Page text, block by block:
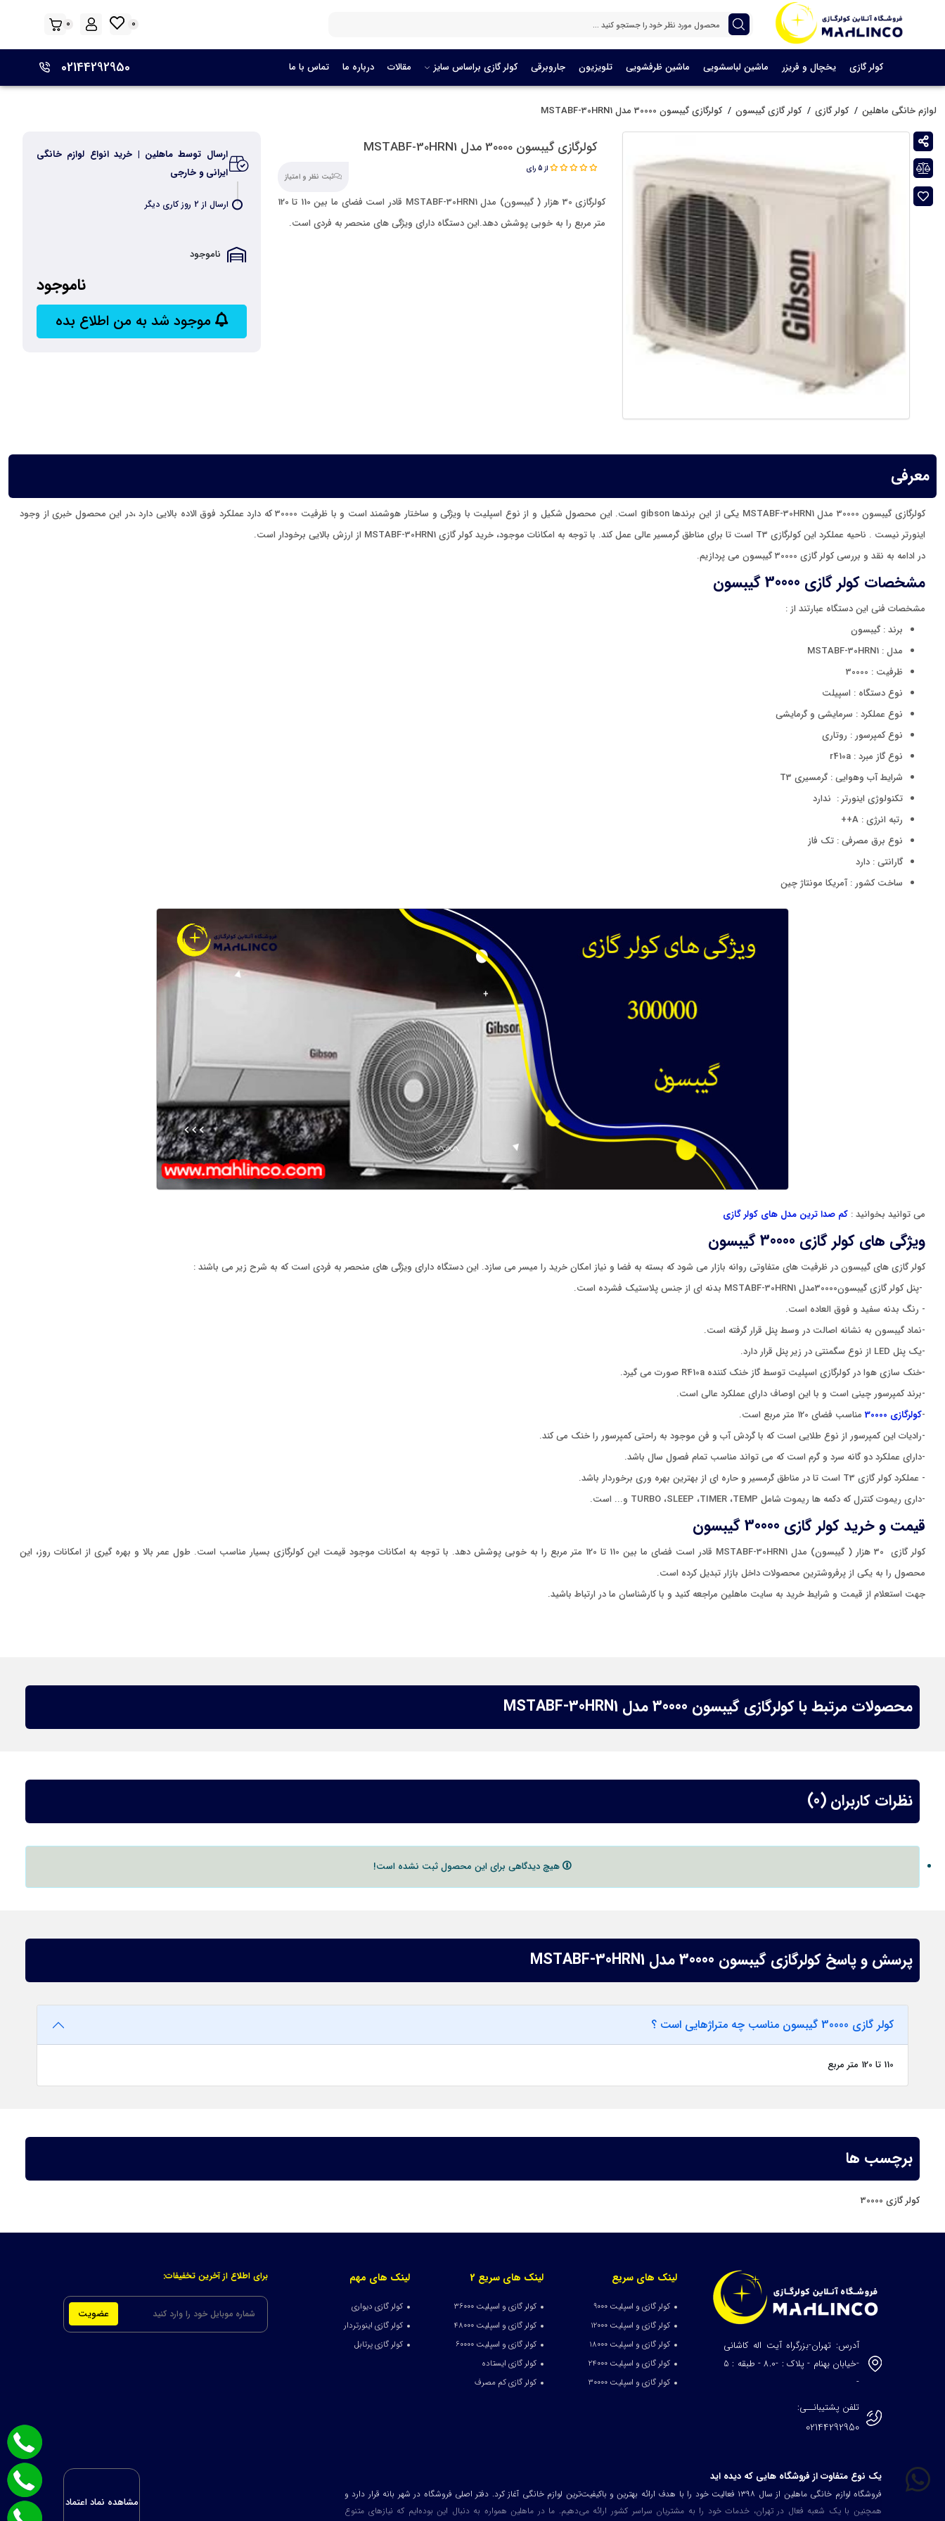
0
0
کولر گازی یخچال و فریزر ماشین لباسشویی ماشین ظرفشویی تلویزیون جاروبرقی کولر گازی براساس سایز مقالات درباره ما تماس با ما 02144292950
لوازم خانگی ماهلین کولر گازی کولر گازی گیبسون کولرگازی گیبسون 30000 مدل MSTABF-30HRN1
کولرگازی گیبسون 30000 مدل MSTABF-30HRN1
از 5 رای
ثبت نظر و امتیاز
کولرگازی 30 هزار ( گیبسون) مدل MSTABF-30HRN1 قادر است فضای ما بین 110 تا 120
متر مربع را به خوبی پوشش دهد.این دستگاه دارای ویژگی های منحصر به فردی است.
ارسال توسط ماهلین | خرید انواع لوازم خانگی
ایرانی و خارجی
ارسال از 2 روز کاری دیگر
ناموجود
ناموجود
معرفی
کولرگازی گیبسون 30000 مدل MSTABF-30HRN1 یکی از این برندها gibson است. این محصول شکیل و از نوع اسپلیت با ویژکی و ساختار هوشمند است و با ظرفیت 30000 که دارد عملکرد فوق الاده بالایی دارد ،در این محصول خبری از وجود
اینورتر نیست . ناحیه عملکرد این کولرگازی T3 است تا برای مناطق گرمسیر عالی عمل کند. با توجه به امکانات موجود، خرید کولر گازی MSTABF-30HRN1 از ارزش بالایی برخودار است.
در ادامه به نقد و بررسی کولر گازی 30000 گیبسون می پردازیم.
مشخصات کولر گازی 30000 گیبسون
مشخصات فنی این دستگاه عبارتند از :
برند : گیبسون
مدل : MSTABF-30HRN1
ظرفیت : 30000
نوع دستگاه : اسپیلت
نوع عملکرد : سرمایشی و گرمایشی
نوع کمپرسور : روتاری
نوع گاز مبرد : r410a
شرایط آب وهوایی : گرمسیری T3
تکنولوژی اینورتر : ندارد
رتبه انرژی : A++
نوع برق مصرفی : تک فاز
گارانتی : دارد
ساخت کشور : آمریکا مونتاژ چین
می توانید بخوانید : کم صدا ترین مدل های کولر گازی
ویژگی های کولر گازی 30000 گیبسون
کولر گازی های گیبسون در ظرفیت های متفاوتی روانه بازار می شود که بسته به فضا و نیاز امکان خرید را میسر می سازد. این دستگاه دارای ویژگی های منحصر به فردی است که به شرح زیر می باشند :
-پنل کولر گازی گیبسون30000مدل MSTABF-30HRN1 بدنه ای از جنس پلاستیک فشرده است.
- رنگ بدنه سفید و فوق العاده است.
-نماد گیبسون به نشانه اصالت در وسط پنل قرار گرفته است.
-یک پنل LED از نوع سگمنتی در زیر پنل قرار دارد.
-خنک سازی هوا در کولرگازی اسپلیت توسط گاز خنک کننده R410a صورت می گیرد.
-برند کمپرسور چینی است و با این اوصاف دارای عملکرد عالی است.
-کولرگازی 30000
مناسب فضای 120 متر مربع است.
-رادیات این کمپرسور از نوع طلایی است که با گردش آب و فن موجود به راحتی کمپرسور را خنک می کند.
-دارای عملکرد دو گانه سرد و گرم است که می تواند مناسب تمام فصول سال باشد.
- عملکرد کولر گازی T3 است تا در مناطق گرمسیر و حاره ای از بهترین بهره وری برخوردار باشد.
-داری ریموت کنترل که دکمه ها ریموت شامل TURBO ،SLEEP ،TIMER ،TEMP و... است.
قیمت و خرید کولر گازی 30000 گیبسون
کولر گازی 30 هزار ( گیبسون) مدل MSTABF-30HRN1 قادر است فضای ما بین 110 تا 120 متر مربع را به خوبی پوشش دهد. با توجه به امکانات موجود قیمت این کولرگازی بسیار مناسب است. طول عمر بالا و بهره گیری از امکانات روز، این
محصول را به یکی از پرفروشترین محصولات داخل بازار تبدیل کرده است.
جهت استعلام از قیمت و شرایط خرید به سایت ماهلین مراجعه کنید و با کارشناسان ما در ارتباط باشید.
محصولات مرتبط با کولرگازی گیبسون 30000 مدل MSTABF-30HRN1
نظرات کاربران (0)
هیچ دیدگاهی برای این محصول ثبت نشده است!
پرسش و پاسخ کولرگازی گیبسون 30000 مدل MSTABF-30HRN1
کولر گازی 30000 گیبسون مناسب چه متراژهایی است ؟
110 تا 120 متر مربع
برچسب ها
کولر گازی 30000
آدرس: تهران-بزرگراه آیت اله کاشانی
-خیابان بهنام - پلاک : -8.0 - طبقه : 5
-
تلفن پشتیبانــی:
02144292950
لینک های سریع
کولر گازی و اسپلیت 9000
کولر گازی و اسپلیت 12000
کولر گازی و اسپلیت 18000
کولر گازی و اسپلیت 24000
کولر گازی و اسپلیت 30000
لینک های سریع 2
کولر گازی و اسپلیت 36000
کولر گازی و اسپلیت 48000
کولر گازی و اسپلیت 60000
کولر گازی ایستاده
کولر گازی کم مصرف
لینک های مهم
کولر گازی دیواری
کولر گازی اینورتردار
کولر گازی پرتابل
برای اطلاع از آخرین تخفیفات:
عضویت
یک نوع متفاوت از فروشگاه هایی که دیده اید
فروشگاه لوازم خانگی ماهلین از سال ۱۳۹۸ فعالیت خود را با هدف ارائه بهترین و باکیفیت‌ترین لوازم خانگی آغاز کرد. دفتر اصلی فروشگاه در شهر بانه قرار دارد و
همچنین با یک شعبه فعال در تهران، خدمات خود را به مشتریان سراسر کشور ارائه می‌دهیم. ما در ماهلین همواره به دنبال این بوده‌ایم که نیازهای متنوع
مشاهده نماد اعتماد